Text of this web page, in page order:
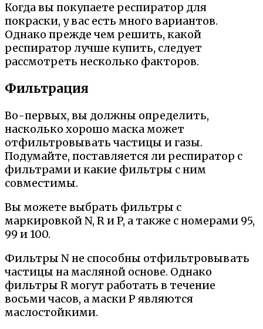
Когда вы покупаете респиратор для
покраски, у вас есть много вариантов.
Однако прежде чем решить, какой
респиратор лучше купить, следует
рассмотреть несколько факторов.
Фильтрация
Во-первых, вы должны определить,
насколько хорошо маска может
отфильтровывать частицы и газы.
Подумайте, поставляется ли респиратор с
фильтрами и какие фильтры с ним
совместимы.
Вы можете выбрать фильтры с
маркировкой N, R и P, а также с номерами 95,
99 и 100.
Фильтры N не способны отфильтровывать
частицы на масляной основе. Однако
фильтры R могут работать в течение
восьми часов, а маски P являются
маслостойкими.